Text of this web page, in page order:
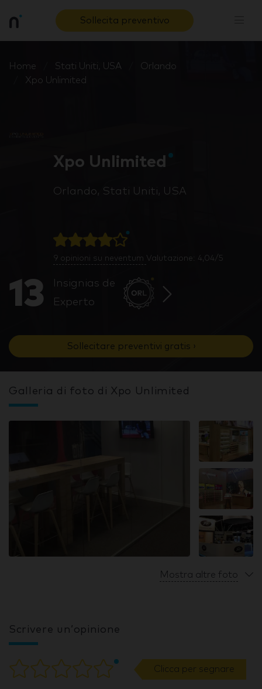
Sollecita preventivo
Home Stati Uniti, USA
Orlando
Xpo Unlimited
Xpo Unlimited
Orlando, Stati Uniti, USA
9 opinioni su neventum Valutazione: 4,04/5
13
Insignias de
Experto
Sollecitare preventivi gratis ›
Galleria di foto di Xpo Unlimited
Mostra altre foto
Scrivere un’opinione
Clicca per segnare